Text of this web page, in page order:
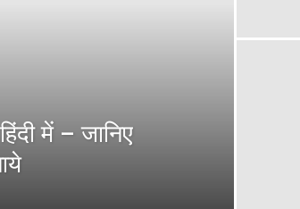
में – जानिए